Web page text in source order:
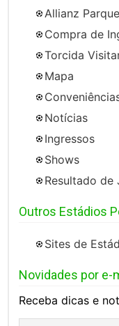
Allianz
Compra de
Torcida
Mapa
Notícias
Ingressos
Shows
Resultado de
Outros Estádios
Sites de
Novidades por e-
Receba dicas e